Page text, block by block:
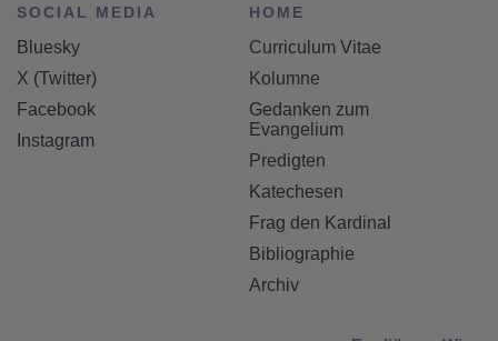
SOCIAL MEDIA
Bluesky
X (Twitter)
Facebook
Instagram
HOME
Curriculum Vitae
Kolumne
Gedanken zum
Evangelium
Predigten
Katechesen
Frag den Kardinal
Bibliographie
Archiv